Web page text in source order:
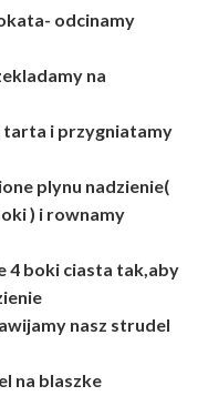
odcinamy
na
tarta i przygniatamy
plynu nadzienie(
) i rownamy
4 boki ciasta tak,aby
nasz strudel
na blaszke